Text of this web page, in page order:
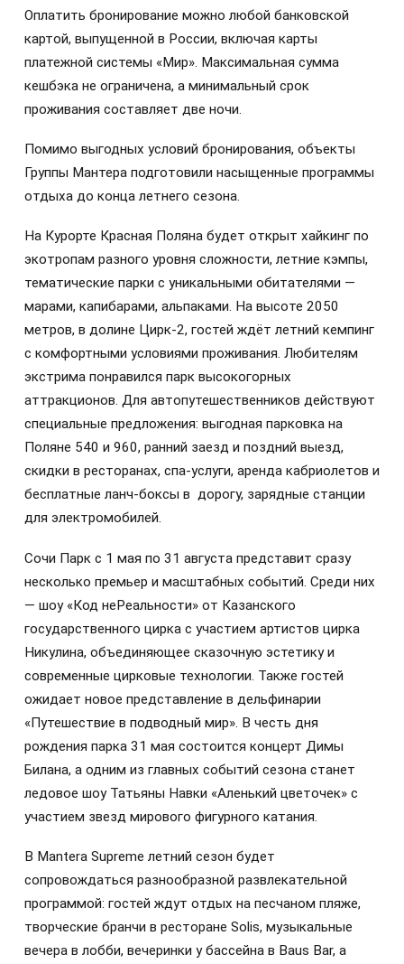
Оплатить бронирование можно любой банковской
картой, выпущенной в России, включая карты
платежной системы «Мир». Максимальная сумма
кешбэка не ограничена, а минимальный срок
проживания составляет две ночи.
Помимо выгодных условий бронирования, объекты
Группы Мантера подготовили насыщенные программы
отдыха до конца летнего сезона.
На Курорте Красная Поляна будет открыт хайкинг по
экотропам разного уровня сложности, летние кэмпы,
тематические парки с уникальными обитателями —
марами, капибарами, альпаками. На высоте 2050
метров, в долине Цирк-2, гостей ждёт летний кемпинг
с комфортными условиями проживания. Любителям
экстрима понравился парк высокогорных
аттракционов. Для автопутешественников действуют
специальные предложения: выгодная парковка на
Поляне 540 и 960, ранний заезд и поздний выезд,
скидки в ресторанах, спа-услуги, аренда кабриолетов и
бесплатные ланч-боксы в дорогу, зарядные станции
для электромобилей.
Сочи Парк с 1 мая по 31 августа представит сразу
несколько премьер и масштабных событий. Среди них
— шоу «Код неРеальности» от Казанского
государственного цирка с участием артистов цирка
Никулина, объединяющее сказочную эстетику и
современные цирковые технологии. Также гостей
ожидает новое представление в дельфинарии
«Путешествие в подводный мир». В честь дня
рождения парка 31 мая состоится концерт Димы
Билана, а одним из главных событий сезона станет
ледовое шоу Татьяны Навки «Аленький цветочек» с
участием звезд мирового фигурного катания.
В Mantera Supreme летний сезон будет
сопровождаться разнообразной развлекательной
программой: гостей ждут отдых на песчаном пляже,
творческие бранчи в ресторане Solis, музыкальные
вечера в лобби, вечеринки у бассейна в Baus Bar, а